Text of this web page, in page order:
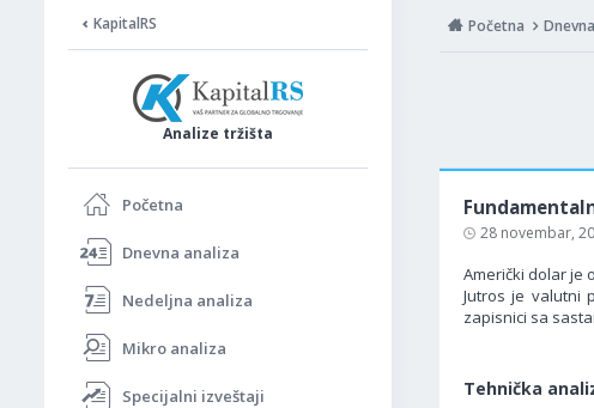
KapitalRS
Analize tržišta
Početna
Dnevna analiza
Nedeljna analiza
Mikro analiza
Specijalni izveštaji
Početna
28 novembar,
Američki dolar je
Jutros je valutni
zapisnici sa
Tehnička